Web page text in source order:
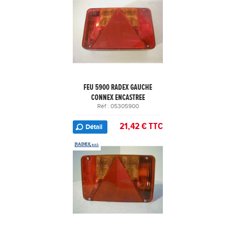
FEU 5900 RADEX GAUCHE
CONNEX ENCASTREE
Réf : 05305900
Détail 21,42 € TTC